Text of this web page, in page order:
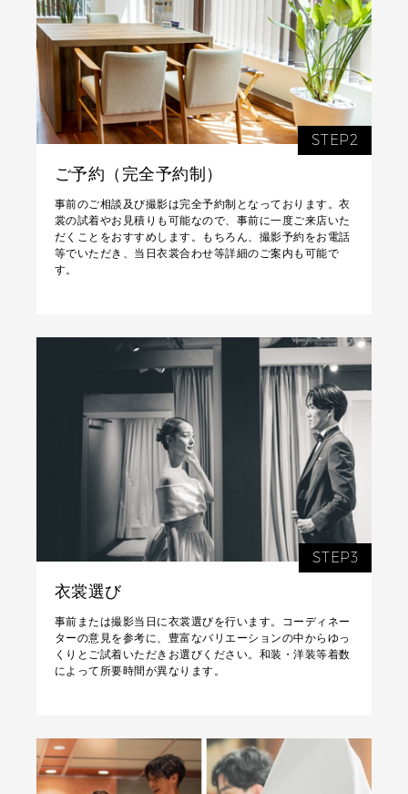
STEP2
ご予約（完全予約制）
事前のご相談及び撮影は完全予約制となっております。衣
裳の試着やお見積りも可能なので、事前に一度ご来店いた
だくことをおすすめします。もちろん、撮影予約をお電話
等でいただき、当日衣裳合わせ等詳細のご案内も可能で
す。
STEP3
衣裳選び
事前または撮影当日に衣裳選びを行います。コーディネー
ターの意見を参考に、豊富なバリエーションの中からゆっ
くりとご試着いただきお選びください。和装・洋装等着数
によって所要時間が異なります。